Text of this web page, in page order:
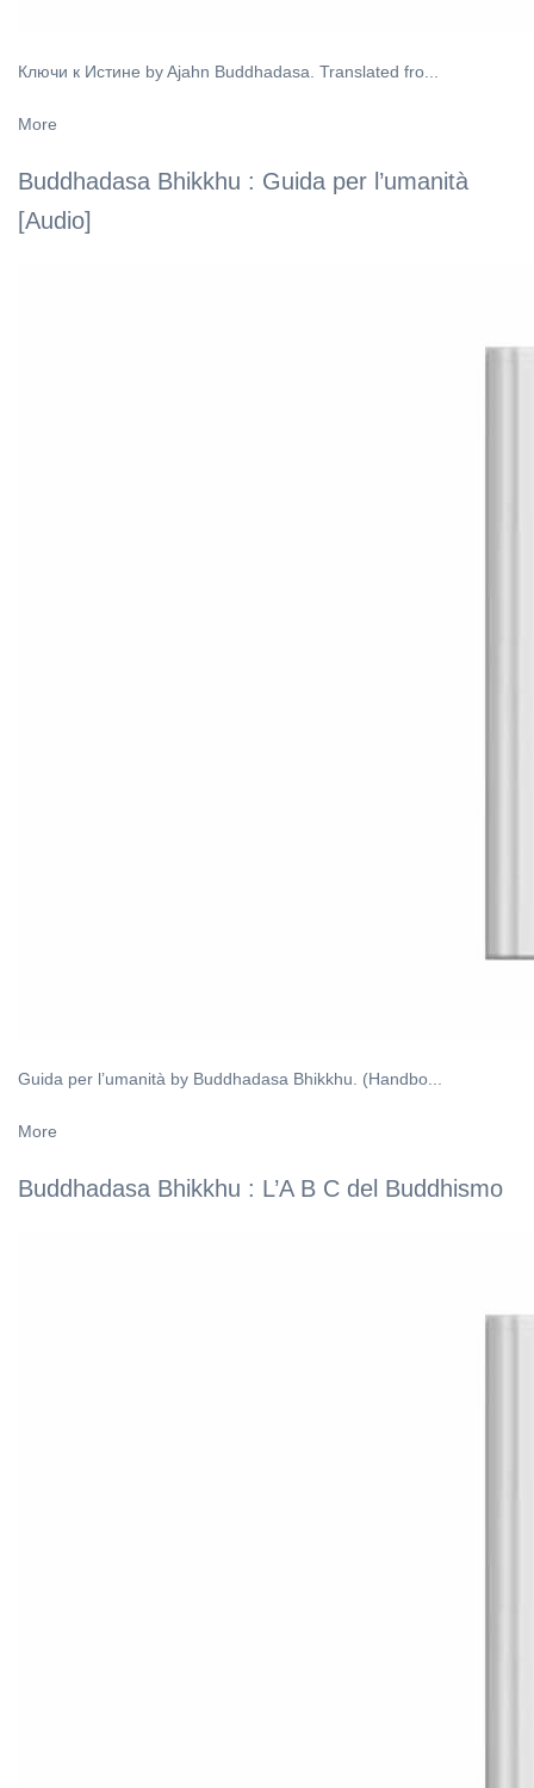
Ключи к Истине by Ajahn Buddhadasa. Translated fro...
More
Buddhadasa Bhikkhu : Guida per l’umanità
[Audio]
Guida per l’umanità by Buddhadasa Bhikkhu. (Handbo...
More
Buddhadasa Bhikkhu : L’A B C del Buddhismo